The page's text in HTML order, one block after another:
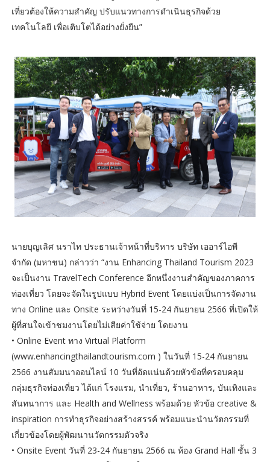
เที่ยวต้องให้ความสำคัญ ปรับแนวทางการดำเนินธุรกิจด้วย
เทคโนโลยี เพื่อเติบโตได้อย่างยั่งยืน”
นายบุญเลิศ นราไท ประธานเจ้าหน้าที่บริหาร บริษัท เออาร์ไอพี
จำกัด (มหาชน) กล่าวว่า “งาน Enhancing Thailand Tourism 2023
จะเป็นงาน TravelTech Conference อีกหนึ่งงานสำคัญของภาคการ
ท่องเที่ยว โดยจะจัดในรูปแบบ Hybrid Event โดยแบ่งเป็นการจัดงาน
ทาง Online และ Onsite ระหว่างวันที่ 15-24 กันยายน 2566 ที่เปิดให้
ผู้ที่สนใจเข้าชมงานโดยไม่เสียค่าใช้จ่าย โดยงาน
• Online Event ทาง Virtual Platform
(www.enhancingthailandtourism.com ) ในวันที่ 15-24 กันยายน
2566 งานสัมมนาออนไลน์ 10 วันที่อัดแน่นด้วยหัวข้อที่ครอบคลุม
กลุ่มธุรกิจท่องเที่ยว ได้แก่ โรงแรม, นำเที่ยว, ร้านอาหาร, บันเทิงและ
สันทนาการ และ Health and Wellness พร้อมด้วย หัวข้อ creative &
inspiration การทำธุรกิจอย่างสร้างสรรค์ พร้อมแนะนำนวัตกรรมที่
เกี่ยวข้องโดยผู้พัฒนานวัตกรรมตัวจริง
• Onsite Event วันที่ 23-24 กันยายน 2566 ณ ห้อง Grand Hall ชั้น 3